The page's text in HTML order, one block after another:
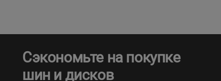
Сэкономьте на покупке
шин и дисков